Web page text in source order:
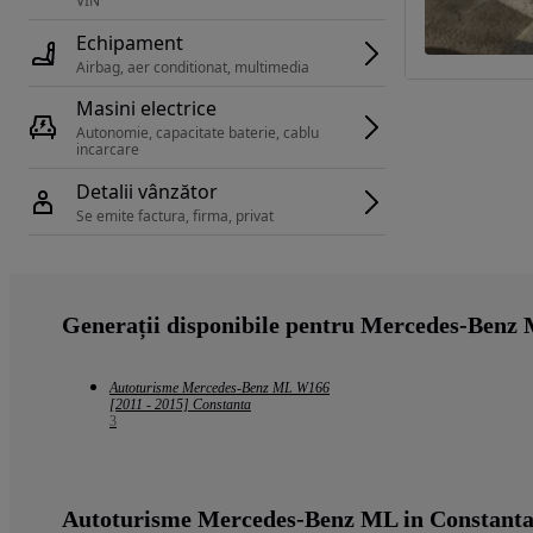
Echipament
Airbag, aer conditionat, multimedia
Masini electrice
Autonomie, capacitate baterie, cablu
Detalii vânzător
Se emite factura, firma, privat
Generații disponibile pentru Mercedes-Benz
Autoturisme Mercedes-Benz ML W166
[2011 - 2015] Constanta
3
Autoturisme Mercedes-Benz ML in Constanta